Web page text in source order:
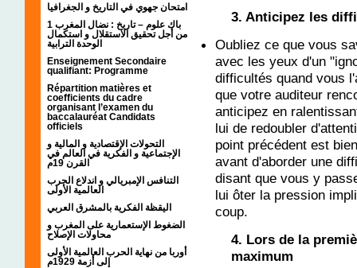
امتحان جهوي في التاريخ و الجغرافيا
1 باك علوم – تاريخ : نضال المغرب
من أجل تحقيق الاستقلال و استكمال
الوحدة الترابية
Enseignement Secondaire
qualifiant: Programme
Répartition matières et
coefficients du cadre
organisant l’examen du
baccalauréat Candidats
officiels
التحولات الإقتصادية و المالية و
الإجتماعية و الفكرية في العالم في
القرن 19م
التنافس الإمبريالي و اندلاع الحرب
العالمية الأولى
اليقظة الفكرية بالمشرق العربي
الضغوط الإستعمارية على المغرب و
محاولات الإصلاح
أوربا من نهاية الحرب العالمية الأولى
إلى أزمة 1929م
3. Anticipez les
Oubliez ce que vous
avec les yeux d'un
difficultés quand vous
que votre auditeur
anticipez en
lui de redoubler
point précédent est
avant d'aborder une
disant que vous y
lui ôter la pression
coup.
4. Lors de la
maximum